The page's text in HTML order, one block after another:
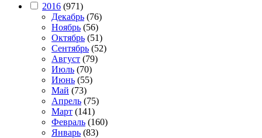
2016 (971)
Декабрь (76)
Ноябрь (56)
Октябрь (51)
Сентябрь (52)
Август (79)
Июль (70)
Июнь (55)
Май (73)
Апрель (75)
Март (141)
Февраль (160)
Январь (83)